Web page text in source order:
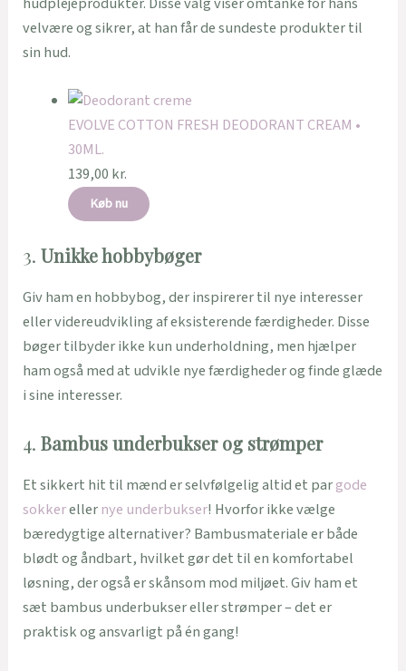
velvære og sikrer, at han får de sundeste produkter til
sin hud.
EVOLVE COTTON FRESH DEODORANT CREAM •
30ML.
139,00 kr.
Køb nu
3.Unikke hobbybøger
Giv ham en hobbybog, der inspirerer til nye interesser
eller videreudvikling af eksisterende færdigheder. Disse
bøger tilbyder ikke kun underholdning, men hjælper
ham også med at udvikle nye færdigheder og finde glæde
i sine interesser.
4.Bambus underbukser og strømper
Et sikkert hit til mænd er selvfølgelig altid et pargode
sokkerellernye underbukser! Hvorfor ikke vælge
bæredygtige alternativer? Bambusmateriale er både
blødt og åndbart, hvilket gør det til en komfortabel
løsning, der også er skånsom mod miljøet. Giv ham et
sæt bambus underbukser eller strømper – det er
praktisk og ansvarligt på én gang!